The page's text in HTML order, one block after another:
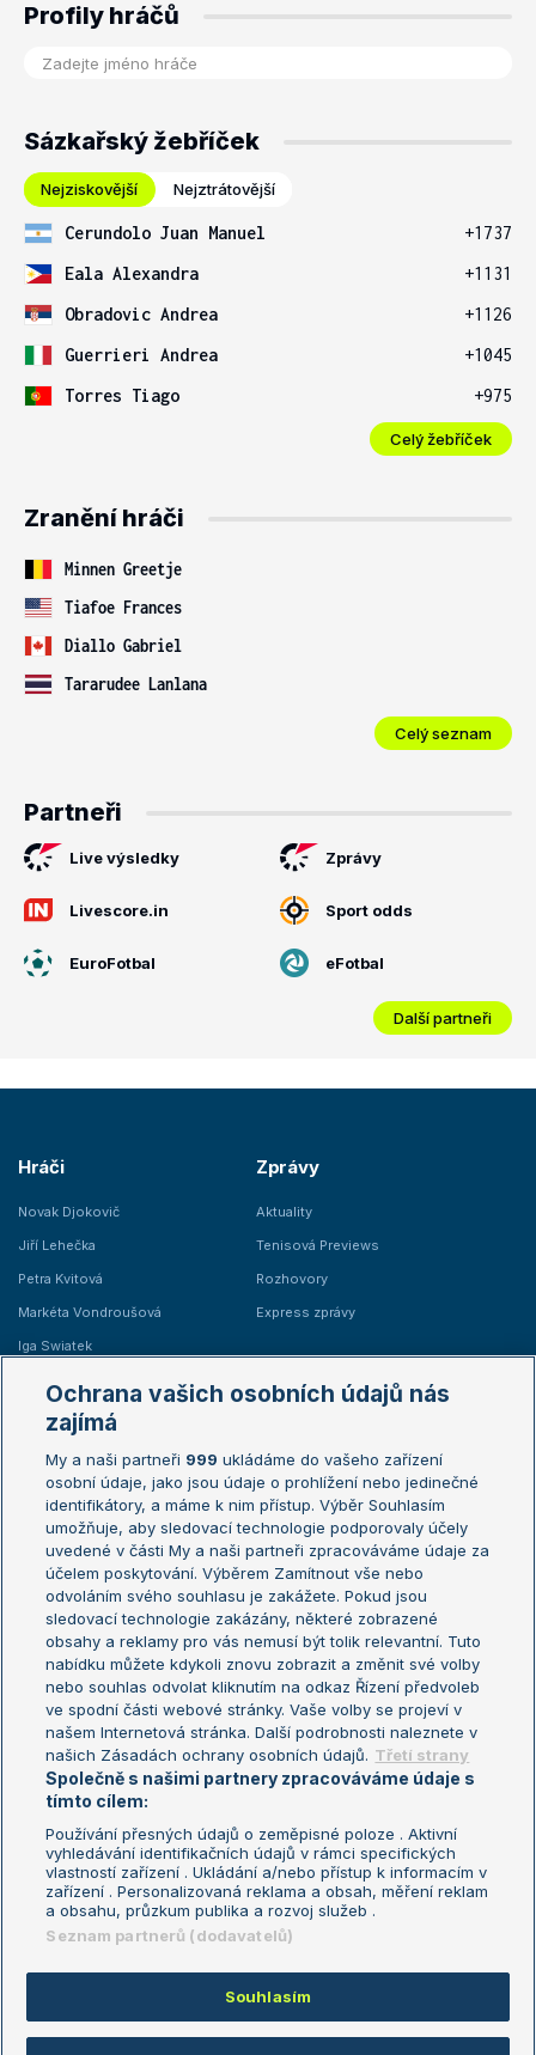
Profily hráčů
Sázkařský žebříček
Nejziskovější Nejztrátovější
Cerundolo Juan Manuel
+1737
Eala Alexandra
+1131
Obradovic Andrea
+1126
Guerrieri Andrea
+1045
Torres Tiago
+975
Celý žebříček
Zranění hráči
Minnen Greetje
Tiafoe Frances
Diallo Gabriel
Tararudee Lanlana
Celý seznam
Partneři
Live výsledky Zprávy
Livescore.in Sport odds
EuroFotbal eFotbal
Další partneři
Hráči
Novak Djokovič
Jiří Lehečka
Petra Kvitová
Markéta Vondroušová
Iga Swiatek
Zprávy
Aktuality
Tenisová Previews
Rozhovory
Express zprávy
Žebříčky
Žebříček ATP (muži)
Žebříček WTA (ženy)
Sázkařský žebříček
Australian Open
French Open
Wimbledon
US Open
Turnaj mistrů
Turnaj mistryň
Aktualní trendy
Fotbalové přestupy
Livesport Daily
LS Prague Open
Podmínky užití
Nastavení soukromí
GDPR a žurnalistika
Reklama
Kontakt
Informace o zpracování osobních
údajů
Copyright © 2008-2026 TenisPortal.cz. Využíváme zpravodajství ČTK.
Ochrana vašich osobních údajů nás
zajímá
My a naši partneři 999 ukládáme do vašeho zařízení
osobní údaje, jako jsou údaje o prohlížení nebo jedinečné
identifikátory, a máme k nim přístup. Výběr Souhlasím
umožňuje, aby sledovací technologie podporovaly účely
uvedené v části My a naši partneři zpracováváme údaje za
účelem poskytování. Výběrem Zamítnout vše nebo
odvoláním svého souhlasu je zakážete. Pokud jsou
sledovací technologie zakázány, některé zobrazené
obsahy a reklamy pro vás nemusí být tolik relevantní. Tuto
nabídku můžete kdykoli znovu zobrazit a změnit své volby
nebo souhlas odvolat kliknutím na odkaz Řízení předvoleb
ve spodní části webové stránky. Vaše volby se projeví v
našem Internetová stránka. Další podrobnosti naleznete v
našich Zásadách ochrany osobních údajů. Třetí strany
Společně s našimi partnery zpracováváme údaje s
tímto cílem:
Používání přesných údajů o zeměpisné poloze . Aktivní
vyhledávání identifikačních údajů v rámci specifických
vlastností zařízení . Ukládání a/nebo přístup k informacím v
zařízení . Personalizovaná reklama a obsah, měření reklam
a obsahu, průzkum publika a rozvoj služeb .
Seznam partnerů (dodavatelů)
Souhlasím